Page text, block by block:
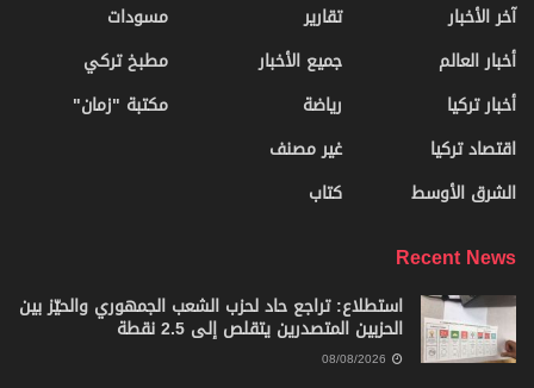
آخر الأخبار
أخبار العالم
أخبار تركيا
اقتصاد تركيا
الشرق الأوسط
تقارير
جميع الأخبار
رياضة
غير مصنف
كتاب
مسودات
مطبخ تركي
مكتبة "زمان"
Recent News
استطلاع: تراجع حاد لحزب الشعب الجمهوري والحيّز بين
الحزبين المتصدرين يتقلص إلى 2.5 نقطة